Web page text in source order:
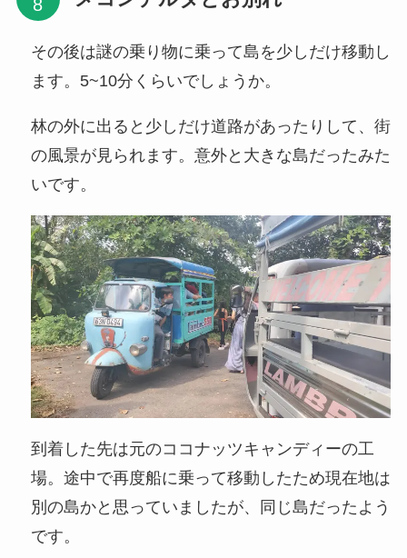
その後は謎の乗り物に乗って島を少しだけ移動し
ます。5~10分くらいでしょうか。
林の外に出ると少しだけ道路があったりして、街
の風景が見られます。意外と大きな島だったみた
いです。
到着した先は元のココナッツキャンディーの工
場。途中で再度船に乗って移動したため現在地は
別の島かと思っていましたが、同じ島だったよう
です。